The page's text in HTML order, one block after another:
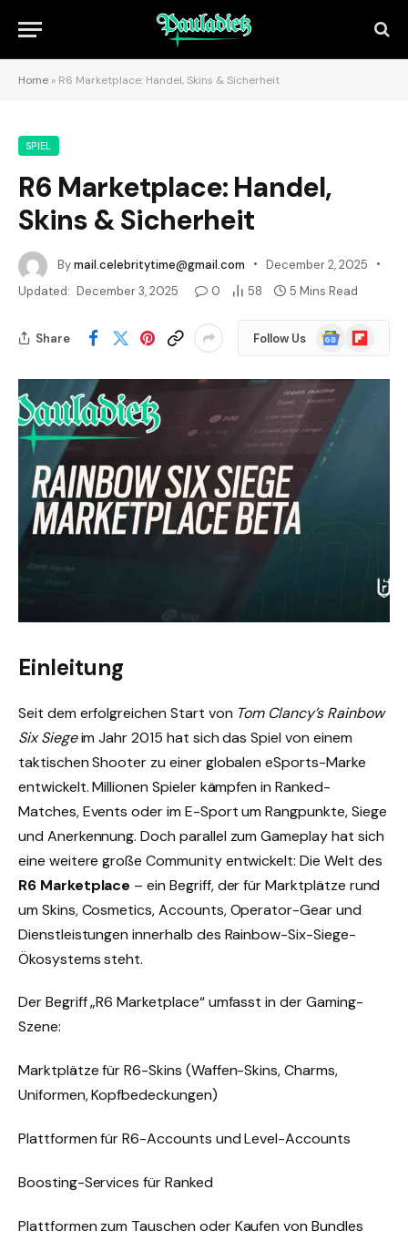
Home » R6 Marketplace: Handel, Skins & Sicherheit
SPIEL
R6 Marketplace: Handel,
Skins & Sicherheit
Bymail.celebritytime@gmail.com
December 2, 2025
Updated: December 3, 2025 0 58 5 Mins Read
Share Follow Us
Google
News
Flipboard
Einleitung
Seit dem erfolgreichen Start von Tom Clancy’s Rainbow
Six Siegeim Jahr 2015 hat sich das Spiel von einem
taktischen Shooter zu einer globalen eSports-Marke
entwickelt. Millionen Spieler kämpfen in Ranked-
Matches, Events oder im E-Sport um Rangpunkte, Siege
und Anerkennung. Doch parallel zum Gameplay hat sich
eine weitere große Community entwickelt: Die Welt des
R6 Marketplace – ein Begriff, der für Marktplätze rund
um Skins, Cosmetics, Accounts, Operator-Gear und
Dienstleistungen innerhalb des Rainbow-Six-Siege-
Ökosystems steht.
Der Begriff „R6 Marketplace“ umfasst in der Gaming-
Szene:
Marktplätze für R6-Skins (Waffen-Skins, Charms,
Uniformen, Kopfbedeckungen)
Plattformen für R6-Accounts und Level-Accounts
Boosting-Services für Ranked
Plattformen zum Tauschen oder Kaufen von Bundles